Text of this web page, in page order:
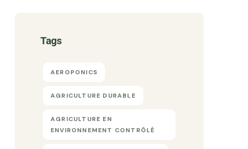
Tags
AEROPONICS
AGRICULTURE DURABLE
AGRICULTURE EN
ENVIRONNEMENT CONTRÔLÉ